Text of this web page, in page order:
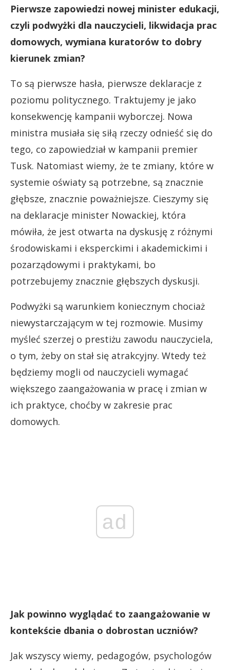
Pierwsze zapowiedzi nowej minister edukacji,
czyli podwyżki dla nauczycieli, likwidacja prac
domowych, wymiana kuratorów to dobry
kierunek zmian?
To są pierwsze hasła, pierwsze deklaracje z
poziomu politycznego. Traktujemy je jako
konsekwencję kampanii wyborczej. Nowa
ministra musiała się siłą rzeczy odnieść się do
tego, co zapowiedział w kampanii premier
Tusk. Natomiast wiemy, że te zmiany, które w
systemie oświaty są potrzebne, są znacznie
głębsze, znacznie poważniejsze. Cieszymy się
na deklaracje minister Nowackiej, która
mówiła, że jest otwarta na dyskusję z różnymi
środowiskami i eksperckimi i akademickimi i
pozarządowymi i praktykami, bo
potrzebujemy znacznie głębszych dyskusji.
Podwyżki są warunkiem koniecznym chociaż
niewystarczającym w tej rozmowie. Musimy
myśleć szerzej o prestiżu zawodu nauczyciela,
o tym, żeby on stał się atrakcyjny. Wtedy też
będziemy mogli od nauczycieli wymagać
większego zaangażowania w pracę i zmian w
ich praktyce, choćby w zakresie prac
domowych.
ad
Jak powinno wyglądać to zaangażowanie w
kontekście dbania o dobrostan uczniów?
Jak wszyscy wiemy, pedagogów, psychologów